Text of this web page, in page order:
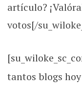
artículo?
votos[/
tantos blogs